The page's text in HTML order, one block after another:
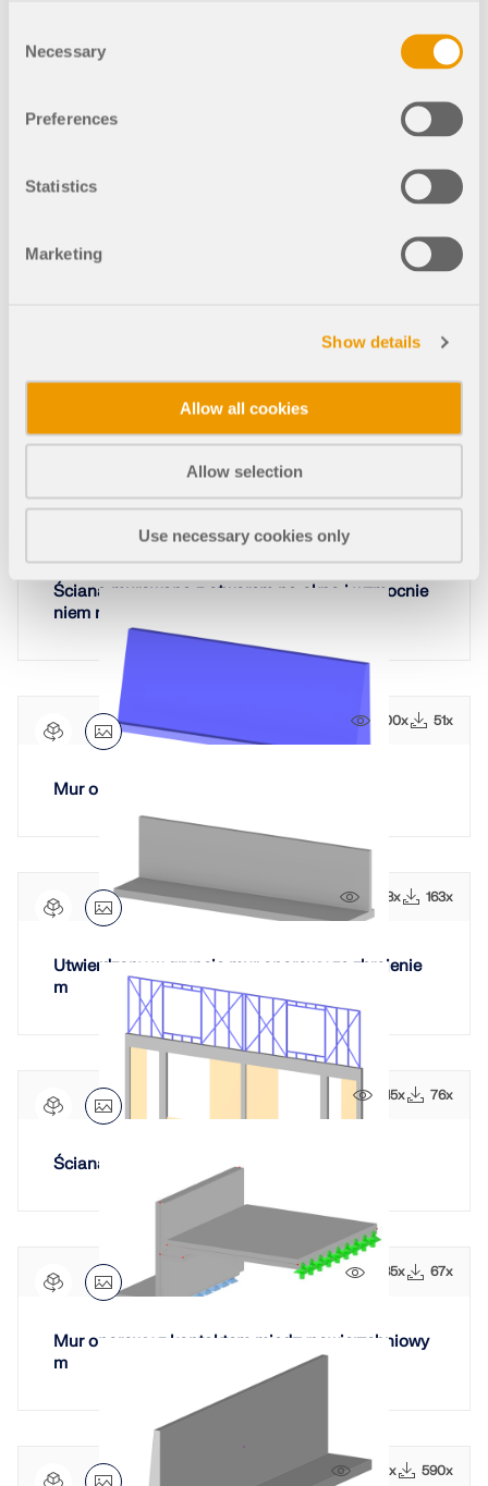
Selection
Necessary
Preferences
Statistics
Marketing
Show details
Allow all cookies
Allow selection
Use necessary cookies only
Ściana murowana
18x
694x 45x
Ściana murowana z otworem okiennym
Ściana murowana z otworem na okno i wzmocnie
niem ramy
800x 51x
Mur oporowy
1488x 163x
Utwierdzony w gruncie mur oporowy ze zbrojenie
m
815x 76x
Ściana z drzwiami i oknami
1285x 67x
Mur oporowy z kontaktem międzypowierzchniowy
m
2644x 590x